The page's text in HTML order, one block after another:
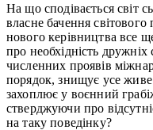
На що сподівається світ
власне бачення
нового керівництва все
про необхідність
численних проявів
порядок, знищує усе
захоплює у воєнний
стверджуючи про
на таку поведінку?